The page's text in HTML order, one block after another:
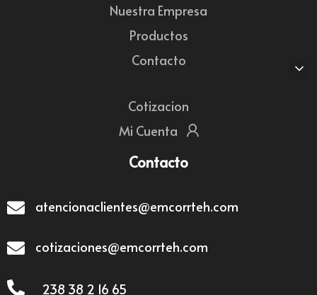
Nuestra Empresa
Productos
Contacto
Cotizacion
Mi Cuenta
Contacto
atencionaclientes@emcorrteh.com
cotizaciones@emcorrteh.com
238 38 2 16 65